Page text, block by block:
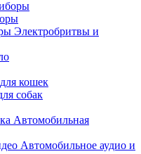
Электробритвы и
кошек
собак
Автомобильная
Автомобильное аудио и